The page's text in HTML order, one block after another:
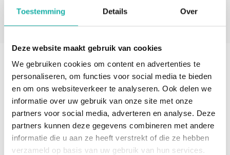
Toestemming Details Over
Deze website maakt gebruik van cookies
We gebruiken cookies om content en advertenties te
personaliseren, om functies voor social media te bieden
en om ons websiteverkeer te analyseren. Ook delen we
informatie over uw gebruik van onze site met onze
partners voor social media, adverteren en analyse. Deze
partners kunnen deze gegevens combineren met andere
informatie die u aan ze heeft verstrekt of die ze hebben
verzameld op basis van uw gebruik van hun services.
* Verplichte velden Verstuur